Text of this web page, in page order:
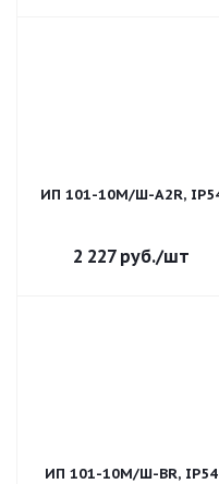
ИП 101-10М/Ш-A2R,
2 227руб./шт
ИП 101-10М/Ш-BR, IP54